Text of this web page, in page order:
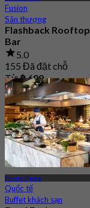
Fusion
Sân thượng
Flashback Rooftop
Bar
5.0
155 Đã đặt chỗ
Từ฿ 699
Phrom Phong
Quốc tế
Buffet khách sạn